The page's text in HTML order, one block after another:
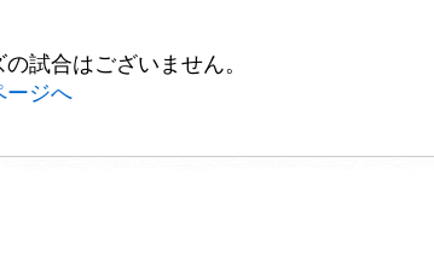
の試合はございません。
ージへ